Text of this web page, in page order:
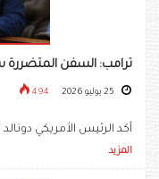
ترامب: السفن المتضررة
494
أكد الرئيس الأمريكي
المزيد